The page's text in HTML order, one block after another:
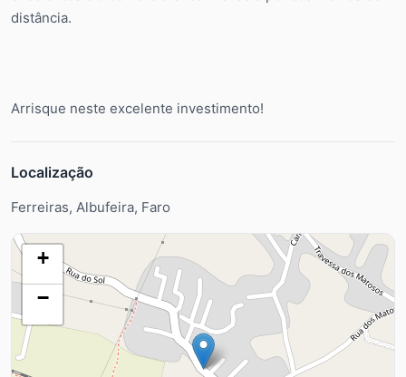
distância.
Arrisque neste excelente investimento!
Localização
Ferreiras, Albufeira, Faro
+
−